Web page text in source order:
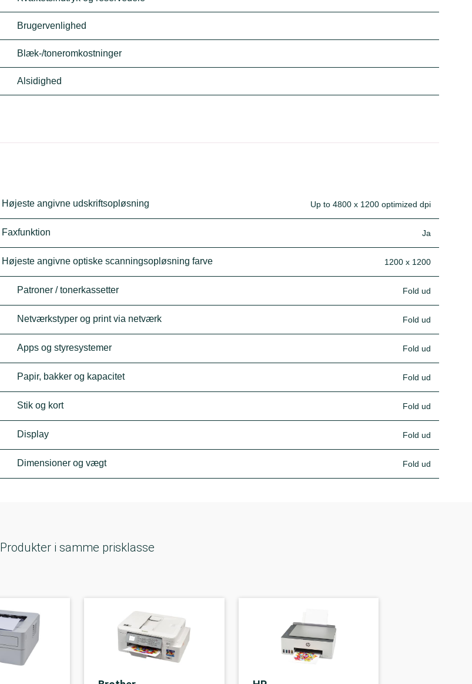
Brugervenlighed
Blæk-/toneromkostninger
Alsidighed
Højeste angivne udskriftsopløsning Up to 4800 x 1200 optimized dpi
Faxfunktion Ja
Højeste angivne optiske scanningsopløsning farve 1200 x 1200
Patroner / tonerkassetter Fold ud
Netværkstyper og print via netværk Fold ud
Apps og styresystemer Fold ud
Papir, bakker og kapacitet Fold ud
Stik og kort Fold ud
Display Fold ud
Dimensioner og vægt Fold ud
Produkter i samme prisklasse